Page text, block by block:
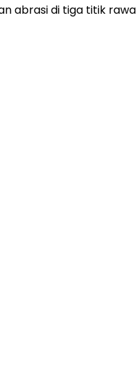
abrasi di tiga titik